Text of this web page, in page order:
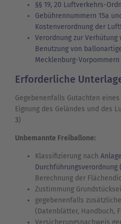
§§ 19, 20 Luftverkehrs-
Gebührennummern 15a
Kostenverordnung der
Verordnung zur
Benutzung von
Mecklenburg-Vorpommern
Erforderliche
Gegebenenfalls Gutachten
Eignung des Geländes und des
3)
Unbemannte Freiballone:
Klassifizierung nach
Durchführungsverordnung
Berechnung der
Zustimmung
gegebenenfalls
(Datenblätter, Handbuch,